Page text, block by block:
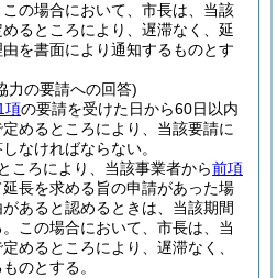
この場合において、市長は、当該
るところにより、遅滞なく、延
を書面により通知するものとす
力の要請への回答)
項の要請を受けた日から60日以内
めるところにより、当該要請に
なければならない。
ころにより、当該事業者から前項
長を求める旨の申請があった場
あると認めるときは、当該期間
この場合において、市長は、当
めるところにより、遅滞なく、
のとする。